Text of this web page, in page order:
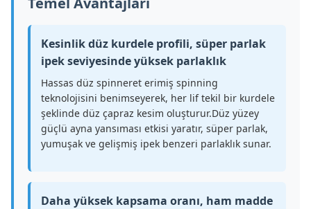
Kesinlik düz kurdele profili, süper parlak
ipek seviyesinde yüksek parlaklık
Hassas düz spinneret erimiş spinning
teknolojisini benimseyerek, her lif tekil bir kurdele
şeklinde düz çapraz kesim oluşturur.Düz yüzey
güçlü ayna yansıması etkisi yaratır, süper parlak,
yumuşak ve gelişmiş ipek benzeri parlaklık sunar.
Daha yüksek kapsama oranı, ham madde